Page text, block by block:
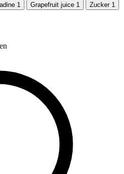
1 Grapefruit juice 1 Zucker 1